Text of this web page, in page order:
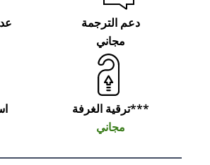
دعم الترجمة
مجاني
ترقية الغرفة***
مجاني